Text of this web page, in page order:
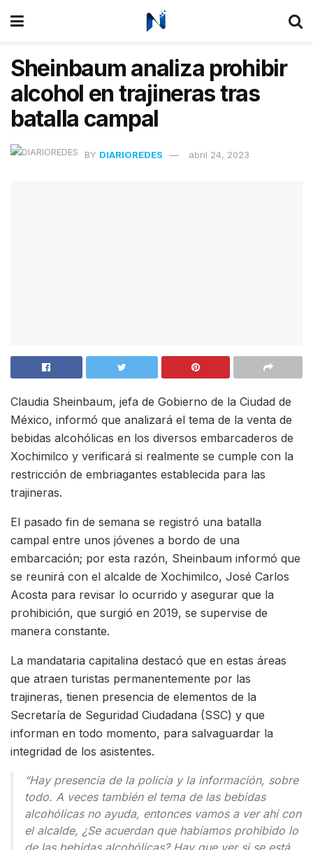
Sheinbaum analiza prohibir
alcohol en trajineras tras
batalla campal
BY DIARIOREDES abril 24, 2023
Claudia Sheinbaum, jefa de Gobierno de la Ciudad de
México, informó que analizará el tema de la venta de
bebidas alcohólicas en los diversos embarcaderos de
Xochimilco y verificará si realmente se cumple con la
restricción de embriagantes establecida para las
trajineras.
El pasado fin de semana se registró una batalla
campal entre unos jóvenes a bordo de una
embarcación; por esta razón, Sheinbaum informó que
se reunirá con el alcalde de Xochimilco, José Carlos
Acosta para revisar lo ocurrido y asegurar que la
prohibición, que surgió en 2019, se supervise de
manera constante.
La mandataria capitalina destacó que en estas áreas
que atraen turistas permanentemente por las
trajineras, tienen presencia de elementos de la
Secretaría de Seguridad Ciudadana (SSC) y que
informan en todo momento, para salvaguardar la
integridad de los asistentes.
“Hay presencia de la policía y la información, sobre
todo. A veces también el tema de las bebidas
alcohólicas no ayuda, entonces vamos a ver ahí con
el alcalde, ¿Se acuerdan que habíamos prohibido lo